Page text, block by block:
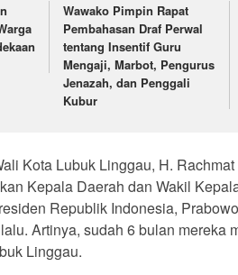
Wawako Pimpin Rapat
Pembahasan Draf Perwal
tentang Insentif Guru
Mengaji, Marbot, Pengurus
Jenazah, dan Penggali
Kubur
Kota Lubuk Linggau, H.
Kepala Daerah dan Wakil
Republik Indonesia,
Artinya, sudah 6 bulan mereka
Linggau.